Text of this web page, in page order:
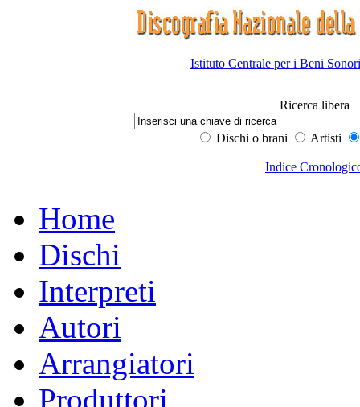
Istituto Centrale per i Beni
Ricerca libera
Dischi o brani Artisti
Indice
Home
Dischi
Interpreti
Autori
Arrangiatori
Produttori